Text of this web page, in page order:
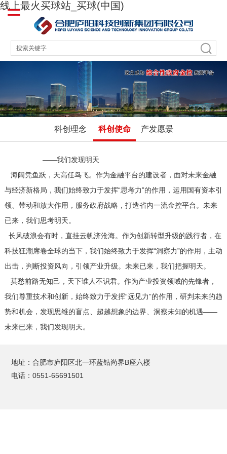
线上最火买球站_买球(中国)
科创理念 科创使命 产发愿景
——我们发现明天
海阔凭鱼跃，天高任鸟飞。作为金融平台的建设者，面对未来金融
与经济新格局，我们始终致力于发挥“思考力”的作用，运用国有资本引
领、带动和放大作用，服务政府战略，打造省内一流金控平台。未来
已来，我们思考明天。
长风破浪会有时，直挂云帆济沧海。作为创新转型升级的践行者，在
科技狂潮席卷全球的当下，我们始终致力于发挥“洞察力”的作用，主动
出击，判断投资风向，引领产业升级。未来已来，我们把握明天。
莫愁前路无知己，天下谁人不识君。作为产业投资领域的先锋者，
我们尊重技术和创新，始终致力于发挥“远见力”的作用，研判未来的趋
势和机会，发现思维的盲点、超越想象的边界、洞察未知的机遇——
未来已来，我们发现明天。
地址：合肥市庐阳区北一环蓝钻尚界B座六楼
电话：0551-65691501